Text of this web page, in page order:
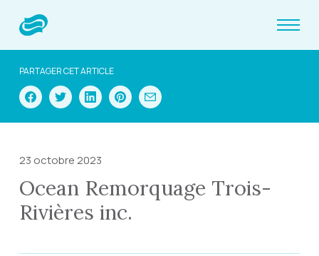
PARTAGER CET ARTICLE
23 octobre 2023
Ocean Remorquage Trois-
Rivières inc.